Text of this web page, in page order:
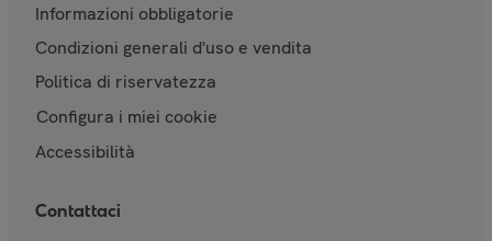
Informazioni obbligatorie
Condizioni generali d'uso e vendita
Politica di riservatezza
Configura i miei cookie
Accessibilità
Contattaci